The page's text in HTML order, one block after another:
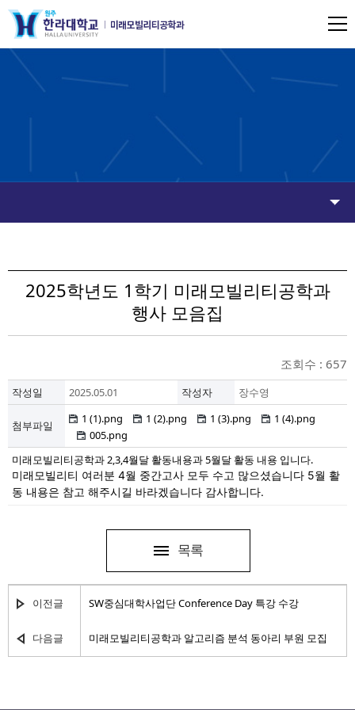
2025학년도 1학기 미래모빌리티공학과
행사 모음집
조회수 : 657
작성일 2025.05.01 작성자 장수영
첨부파일
1 (1).png 1 (2).png 1 (3).png
1 (4).png
005.png
미래모빌리티공학과 2,3,4월달 활동내용과5월달 활동 내용 입니다.
미래모빌리티 여러분 4월 중간고사 모두 수고 많으셨습니다 5월 활
동 내용은 참고 해주시길 바라겠습니다 감사합니다.
목록
이전글 SW중심대학사업단 Conference Day 특강 수강
다음글 미래모빌리티공학과 알고리즘 분석 동아리 부원 모집